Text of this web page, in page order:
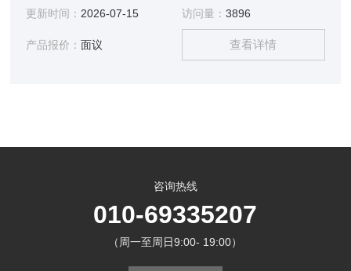
度高，经久耐用。广泛应用于生物、化工、医学、包装印刷、
更新时间： 2026-07-15 访问量： 3896
产品报价：面议 查看详情
咨询热线
010-69335207
（周一至周日9:00- 19:00）